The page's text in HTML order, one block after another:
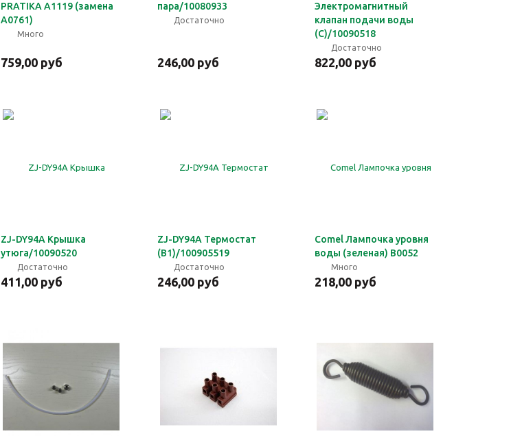
PRATIKA A1119 (замена
A0761)
Много
759,00 руб
пара/10080933
Достаточно
246,00 руб
Электромагнитный
клапан подачи воды
(C)/10090518
Достаточно
822,00 руб
ZJ-DY94A Крышка
утюга/10090520
Достаточно
411,00 руб
ZJ-DY94A Термостат
(B1)/100905519
Достаточно
246,00 руб
Comel Лампочка уровня
воды (зеленая) В0052
Много
218,00 руб